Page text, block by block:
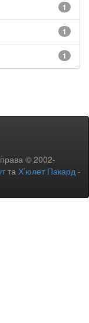
1
1
1
права © 2002-
та Х’юлет Пакард -